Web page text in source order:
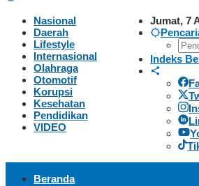
Jumat, 7
Indeks
Nasional
Daerah
Lifestyle
Internasional
Olahraga
Otomotif
Korupsi
Kesehatan
Pendidikan
VIDEO
Beranda